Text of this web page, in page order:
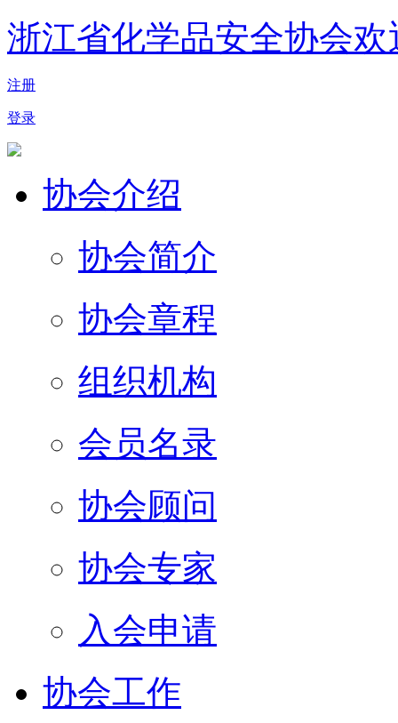
浙江省化学品安全协会欢
注册
登录
协会介绍
协会简介
协会章程
组织机构
会员名录
协会顾问
协会专家
入会申请
协会工作